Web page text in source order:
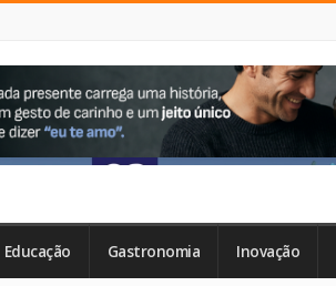
Educação Gastronomia Inovação